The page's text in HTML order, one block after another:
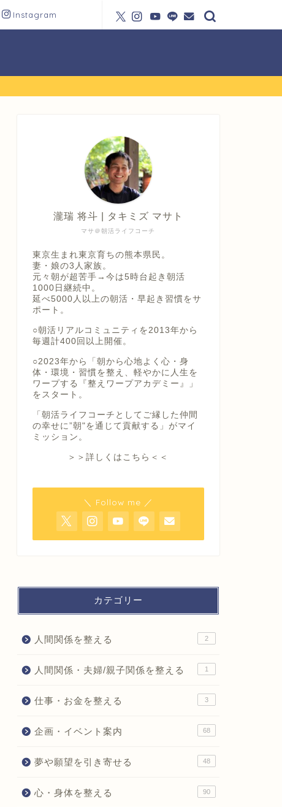
Instagram
マサ＠朝活ライフコーチ
瀧瑞 将斗 | タキミズ マサト
東京生まれ東京育ちの熊本県民。
妻・娘の3人家族。
元々朝が超苦手→今は5時台起き朝活
1000日継続中。
延べ5000人以上の朝活・早起き習慣をサ
ポート。
○朝活リアルコミュニティを2013年から
毎週計400回以上開催。
○2023年から「朝から心地よく心・身
体・環境・習慣を整え、軽やかに人生を
ワープする『整えワープアカデミー』」
をスタート。
「朝活ライフコーチとしてご縁した仲間
の幸せに”朝"を通じて貢献する」がマイ
ミッション。
＞＞詳しくはこちら＜＜
＼ Follow me ／
カテゴリー
人間関係を整える 2
人間関係・夫婦/親子関係を整える 1
仕事・お金を整える 3
企画・イベント案内 68
夢や願望を引き寄せる 48
心・身体を整える 90